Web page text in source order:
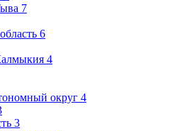
7
6
4
округ 4
3